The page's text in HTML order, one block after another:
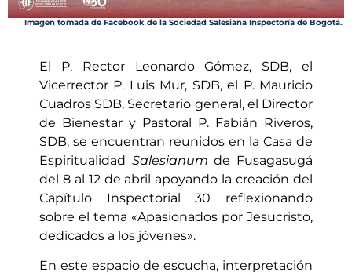
Imagen tomada de Facebook de la Sociedad Salesiana Inspectoría de Bogotá.
El P. Rector Leonardo Gómez, SDB, el
Vicerrector P. Luis Mur, SDB, el P. Mauricio
Cuadros SDB, Secretario general, el Director
de Bienestar y Pastoral P. Fabián Riveros,
SDB, se encuentran reunidos en la Casa de
Espiritualidad Salesianumde Fusagasugá
del 8 al 12 de abril apoyando la creación del
Capítulo Inspectorial 30 reflexionando
sobre el tema «Apasionados por Jesucristo,
dedicados a los jóvenes».
En este espacio de escucha, interpretación